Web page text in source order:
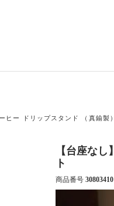
ヒー ドリップスタンド （真鍮製
【台座な
ト
商品番号 30803410